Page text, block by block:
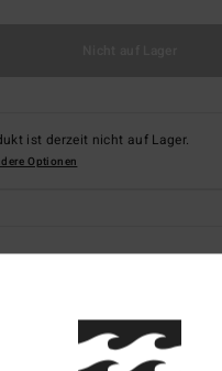
ist derzeit nicht auf Lager.
Optionen
Farbcoderew